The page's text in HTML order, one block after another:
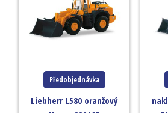
Předobjednávka
Liebherr L580 oranžový